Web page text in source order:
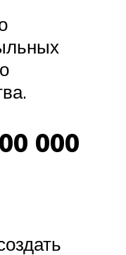
000